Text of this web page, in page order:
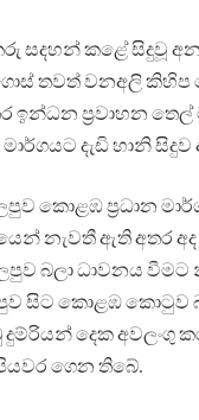
කරු සදහන් කළේ සිදුවූ
තවත් වනඅලි කිහිප
ඉන්ධන ප්‍රවාහන තෙල්
දැඩි හානි
කොළඹ ප්‍රධාන
නැවතී ඇති අතර
බලා ධාවනය වීමට
සිට කොළඹ කොටුව
දෙක අවලංගු
ගෙන තිබේ.